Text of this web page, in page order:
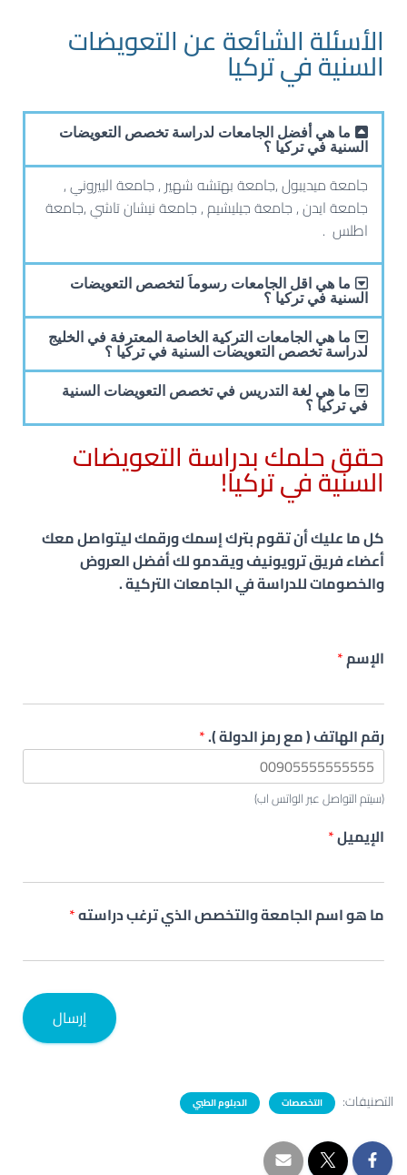
الأسئلة الشائعة عن التعويضات
السنية في تركيا
ما هي أفضل الجامعات لدراسة تخصص التعويضات
السنية في تركيا ؟
جامعة ميديبول ,جامعة بهتشه شهير , جامعة البيروني ,
جامعة ايدن , جامعة جيليشيم , جامعة نيشان تاشي ,جامعة
اطلس .
ما هي اقل الجامعات رسوماَ لتخصص التعويضات
السنية في تركيا ؟
ما هي الجامعات التركية الخاصة المعترفة في الخليج
لدراسة تخصص التعويضات السنية في تركيا ؟
ما هي لغة التدريس في تخصص التعويضات السنية
في تركيا ؟
حقق حلمك بدراسة التعويضات
السنية في تركيا!
كل ما عليك أن تقوم بترك إسمك ورقمك ليتواصل معك
أعضاء فريق ترويونيف ويقدمو لك أفضل العروض
والخصومات للدراسة في الجامعات التركية .
الإسم*
رقم الهاتف ( مع رمز الدولة ).*
(سيتم التواصل عبر الواتس اب)
الإيميل*
ما هو اسم الجامعة والتخصص الذي ترغب دراسته*
إرسال
التصنيفات: التخصصات الدبلوم الطبي